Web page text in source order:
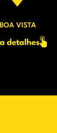
BOA VISTA